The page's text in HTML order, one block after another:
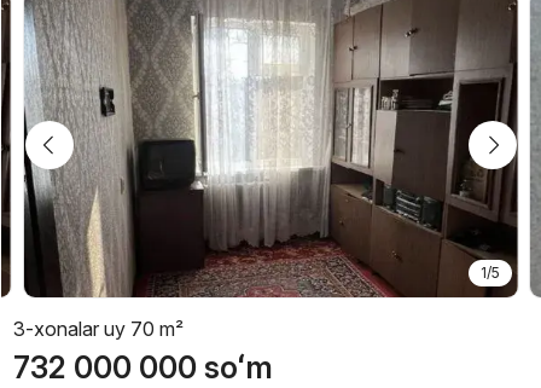
1/5
3-xonalar uy 70 m²
732 000 000 soʻm